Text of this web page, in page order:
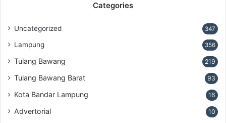
Categories
Uncategorized 347
Lampung 356
Tulang Bawang 219
Tulang Bawang Barat 93
Kota Bandar Lampung 16
Advertorial 10